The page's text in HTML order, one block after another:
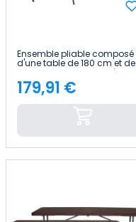
Ensemble pliable composé
d'une table de 180 cm et de
6 chaises avec poignée,
modèle « Catering » Thinia
Home
Price
179,91 €